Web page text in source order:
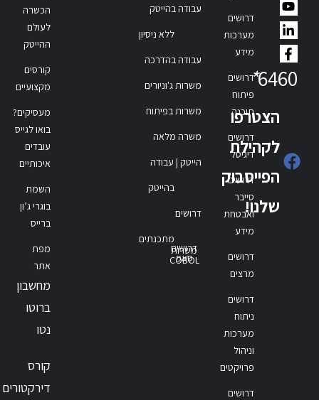
6460
*
הצטרפו
לקהילת
הפייסבוק
שלנו!
דרושים
מערכות
מידע
דרושים
פיתוח
תוכנה
דרושים
דיגיטל
דרושים
סייבר
ואבטחת
מידע
דרושים
מרצים
דרושים
ניתוח
מערכות
וניהול
פרויקטים
דרושים
עבודה בהייטק
ללא ניסיון
עבודה בהדרכה
משרות ג'וניורים
משרות בפיתוח
משרה מלאה
הייטק | עבודה
בהייטק
דרושים
מתכנתים
דרושים
סאפ
משרות
COBOL
הכשרה
לעולם
ההייטק
קורסים
מקצועיים
מעסיקים?
בואו לגייס
עובדים
איכותיים
השמת
בוגרי ג’ון
ברייס
מפת
אתר
מחשבון
ברוטו
נטו
קורס
דירקטורים